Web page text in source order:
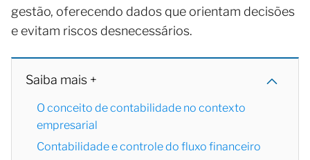
gestão, oferecendo dados que orientam decisões
e evitam riscos desnecessários.
Saiba mais +
O conceito de contabilidade no contexto
empresarial
Contabilidade e controle do fluxo financeiro